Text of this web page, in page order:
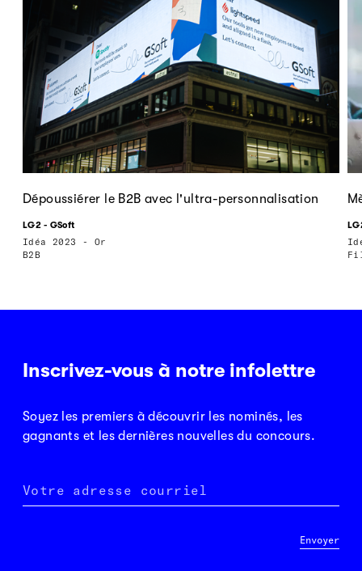
Dépoussiérer le B2B avec l'ultra-personnalisation
LG2 - GSoft
Idéa 2023 - Or
B2B
Inscrivez-vous à notre infolettre
Soyez les premiers à découvrir les nominés, les
gagnants et les dernières nouvelles du concours.
Votre adresse courriel
Envoyer